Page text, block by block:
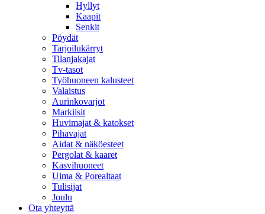
Hyllyt
Kaapit
Senkit
Pöydät
Tarjoilukärryt
Tilanjakajat
Tv-tasot
Työhuoneen kalusteet
Valaistus
Aurinkovarjot
Markiisit
Huvimajat & katokset
Pihavajat
Aidat & näköesteet
Pergolat & kaaret
Kasvihuoneet
Uima & Porealtaat
Tulisijat
Joulu
Ota yhteyttä